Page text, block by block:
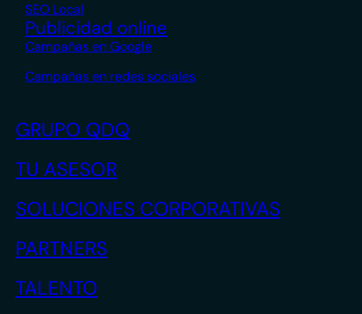
SEO Local
Publicidad online
Campañas en Google
Campañas en redes sociales
GRUPO QDQ
TU ASESOR
SOLUCIONES CORPORATIVAS
PARTNERS
TALENTO